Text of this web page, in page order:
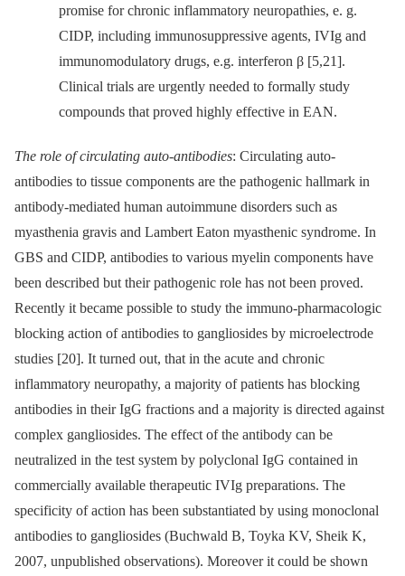
promise for chronic inflammatory neuropathies, e. g.
CIDP, including immunosuppressive agents, IVIg and
immunomodulatory drugs, e.g. interferon β [5,21].
Clinical trials are urgently needed to formally study
compounds that proved highly effective in EAN.
The role of circulating auto-antibodies: Circulating auto-
antibodies to tissue components are the pathogenic hallmark in
antibody-mediated human autoimmune disorders such as
myasthenia gravis and Lambert Eaton myasthenic syndrome. In
GBS and CIDP, antibodies to various myelin components have
been described but their pathogenic role has not been proved.
Recently it became possible to study the immuno-pharmacologic
blocking action of antibodies to gangliosides by microelectrode
studies [20]. It turned out, that in the acute and chronic
inflammatory neuropathy, a majority of patients has blocking
antibodies in their IgG fractions and a majority is directed against
complex gangliosides. The effect of the antibody can be
neutralized in the test system by polyclonal IgG contained in
commercially available therapeutic IVIg preparations. The
specificity of action has been substantiated by using monoclonal
antibodies to gangliosides (Buchwald B, Toyka KV, Sheik K,
2007, unpublished observations). Moreover it could be shown